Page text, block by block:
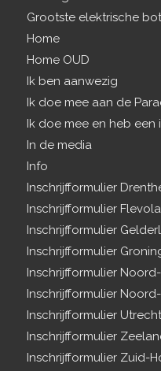
Grootste elektrische
Home
Home OUD
Ik ben aanwezig
Ik doe mee aan de
Ik doe mee en heb een
In de media
Info
Inschrijfformulier
Inschrijfformulier
Inschrijfformulier
Inschrijfformulier
Inschrijfformulier
Inschrijfformulier
Inschrijfformulier Utrecht
Inschrijfformulier
Inschrijfformulier Zuid-